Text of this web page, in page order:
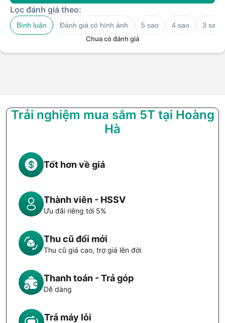
Lọc đánh giá theo:
Bình luận Đánh giá có hình ảnh 5 sao 4 sao
3 sao
Chưa có đánh giá
Trải nghiệm mua sắm 5T tại Hoàng
Hà
Tốt hơn về giá
Thành viên - HSSV
Ưu đãi riêng tới 5%
Thu cũ đổi mới
Thu cũ giá cao, trợ giá lên đời
Thanh toán - Trả góp
Dễ dàng
Trả máy lỗi